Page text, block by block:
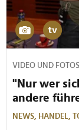
VIDEO UND
"Nur wer
andere
NEWS, HANDEL,